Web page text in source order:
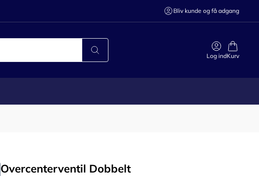
Bliv kunde og få adgang
Log indKurv
Overcenterventil Dobbelt